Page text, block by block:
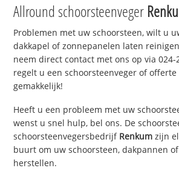
Allround schoorsteenveger
Problemen met uw schoorsteen, wilt u
dakkapel of zonnepanelen laten
neem direct contact met ons op via 024-
regelt u een schoorsteenveger of offerte
gemakkelijk!
Heeft u een probleem met uw
wenst u snel hulp, bel ons. De
schoorsteenvegersbedrijf Renkum zijn
buurt om uw schoorsteen, dakpannen
herstellen.